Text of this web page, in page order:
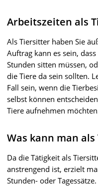
Arbeitszeiten als
Als Tiersitter haben Sie
Auftrag kann es sein,
Stunden sitten müssen,
die Tiere da sein sollten.
Fall sein, wenn die
selbst können
Tiere aufnehmen
Was kann man
Da die Tätigkeit als
anstrengend ist, erzielt
Stunden- oder